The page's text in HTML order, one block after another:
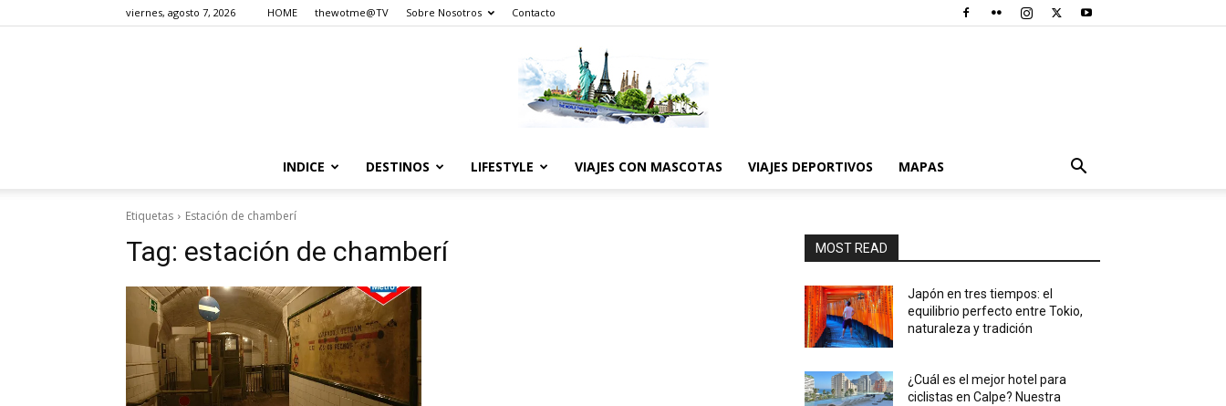
viernes, agosto 7, 2026 HOME thewotme@TV Sobre Nosotros Contacto
INDICE DESTINOS LIFESTYLE VIAJES CON MASCOTAS VIAJES DEPORTIVOS MAPAS
Etiquetas Estación de chamberí
Tag: estación de chamberí MOST READ
Japón en tres tiempos: el
equilibrio perfecto entre Tokio,
naturaleza y tradición
¿Cuál es el mejor hotel para
ciclistas en Calpe? Nuestra